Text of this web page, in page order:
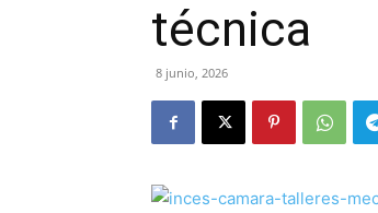
técnica
8 junio, 2026